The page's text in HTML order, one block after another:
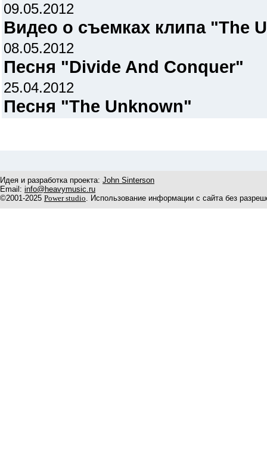
09.05.2012
Видео о съемках клипа "The
08.05.2012
Песня "Divide And Conquer"
25.04.2012
Песня "The Unknown"
Идея и разработка проекта: John Sinterson
Email: info@heavymusic.ru
©2001-2025 Power studio. Использование информации с сайта без